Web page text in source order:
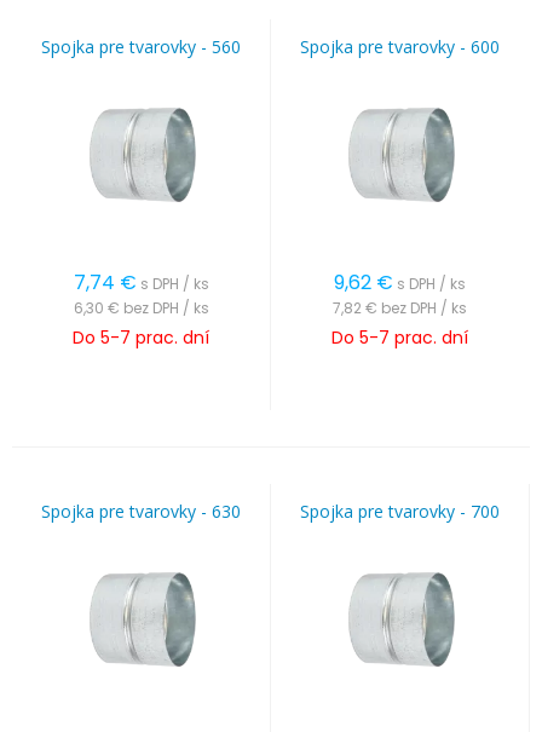
Spojka pre tvarovky - 560
7,74 € s DPH / ks
6,30 € bez DPH / ks
Do 5-7 prac. dní
Spojka pre tvarovky - 600
9,62 € s DPH / ks
7,82 € bez DPH / ks
Do 5-7 prac. dní
Spojka pre tvarovky - 630 Spojka pre tvarovky - 700